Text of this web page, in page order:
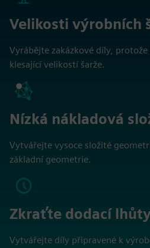
Velikosti výrobních
Vyrábějte zakázkové díly, protože
klesající velikostí šarže.
Nízká nákladová
Vytvářejte vysoce složité
základní geometrie.
Zkraťte dodací
Vytvářejte díly připravené k